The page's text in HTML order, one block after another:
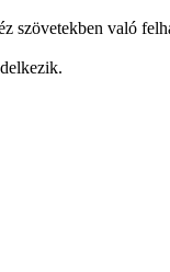
való